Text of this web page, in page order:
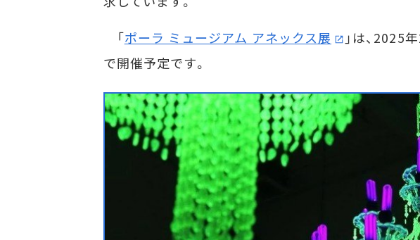
「ポーラ ミュージアム アネックス展
」は、2025
で開催予定です。